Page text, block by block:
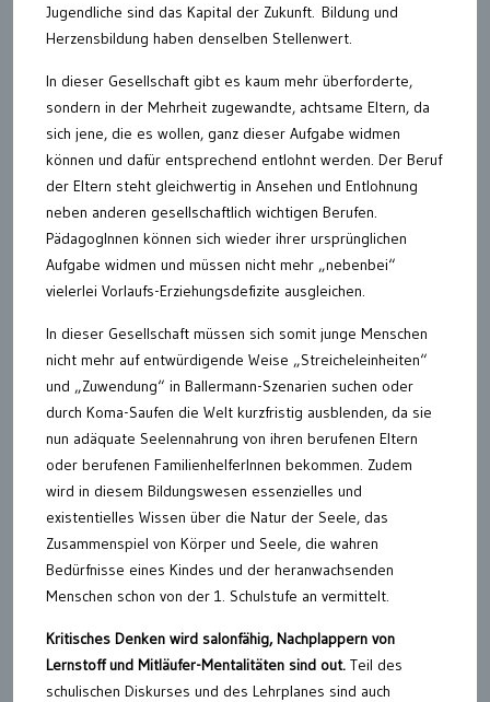
Jugendliche sind das Kapital der Zukunft. Bildung und
Herzensbildung haben denselben Stellenwert.
In dieser Gesellschaft gibt es kaum mehr überforderte,
sondern in der Mehrheit zugewandte, achtsame Eltern, da
sich jene, die es wollen, ganz dieser Aufgabe widmen
können und dafür entsprechend entlohnt werden. Der Beruf
der Eltern steht gleichwertig in Ansehen und Entlohnung
neben anderen gesellschaftlich wichtigen Berufen.
PädagogInnen können sich wieder ihrer ursprünglichen
Aufgabe widmen und müssen nicht mehr „nebenbei“
vielerlei Vorlaufs-Erziehungsdefizite ausgleichen.
In dieser Gesellschaft müssen sich somit junge Menschen
nicht mehr auf entwürdigende Weise „Streicheleinheiten“
und „Zuwendung“ in Ballermann-Szenarien suchen oder
durch Koma-Saufen die Welt kurzfristig ausblenden, da sie
nun adäquate Seelennahrung von ihren berufenen Eltern
oder berufenen FamilienhelferInnen bekommen. Zudem
wird in diesem Bildungswesen essenzielles und
existentielles Wissen über die Natur der Seele, das
Zusammenspiel von Körper und Seele, die wahren
Bedürfnisse eines Kindes und der heranwachsenden
Menschen schon von der 1. Schulstufe an vermittelt.
Kritisches Denken wird salonfähig, Nachplappern von
Lernstoff und Mitläufer-Mentalitäten sind out. Teil des
schulischen Diskurses und des Lehrplanes sind auch